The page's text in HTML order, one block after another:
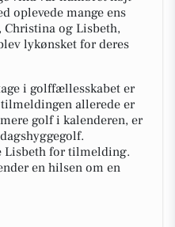
oplevede mange ens
Christina og Lisbeth,
lykønsket for deres
i golffællesskabet er
allerede er
golf i kalenderen, er
Lisbeth for tilmelding.
en hilsen om en